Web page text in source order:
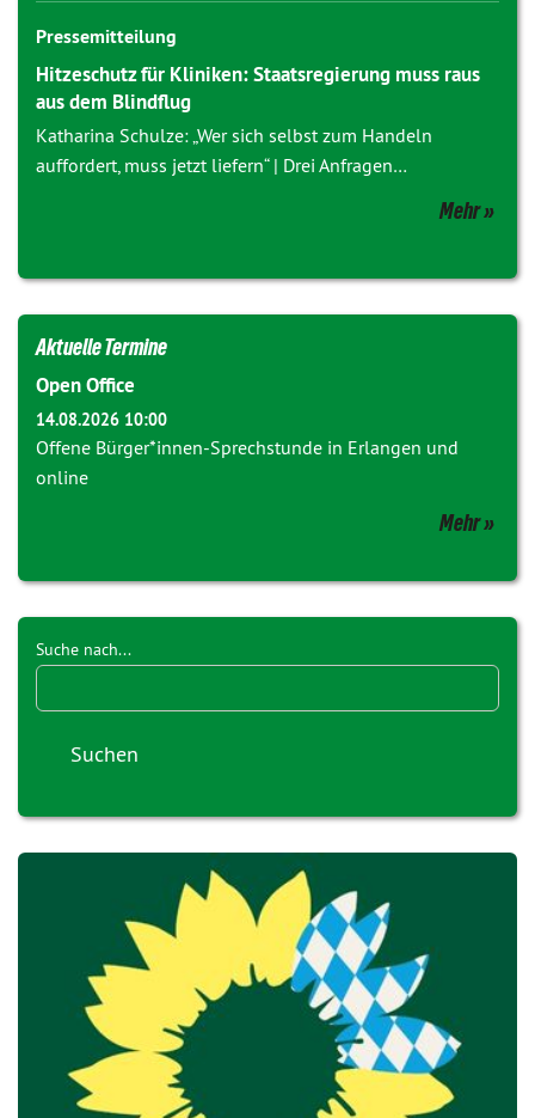
Pressemitteilung
Hitzeschutz für Kliniken: Staatsregierung muss raus
aus dem Blindflug
Katharina Schulze: „Wer sich selbst zum Handeln
auffordert, muss jetzt liefern“ | Drei Anfragen…
Mehr
Aktuelle Termine
Open Office
14.08.2026 10:00
Offene Bürger*innen-Sprechstunde in Erlangen und
online
Mehr
Suche nach...